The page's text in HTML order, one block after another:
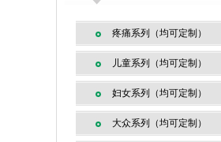
疼痛系列（均可定制）
儿童系列（均可定制）
妇女系列（均可定制）
大众系列（均可定制）